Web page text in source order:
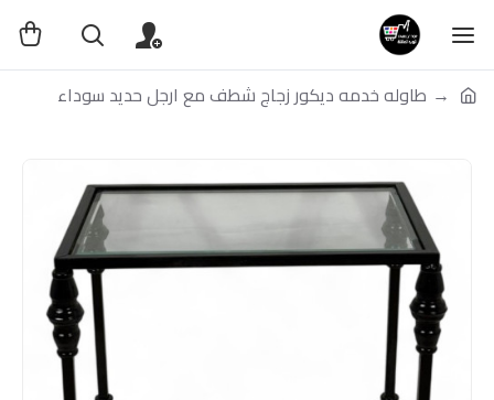
طاوله خدمه ديكور زجاج شطف مع ارجل حديد سوداء